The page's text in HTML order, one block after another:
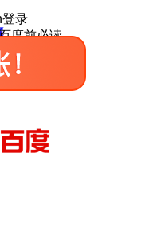
登录
度前必读